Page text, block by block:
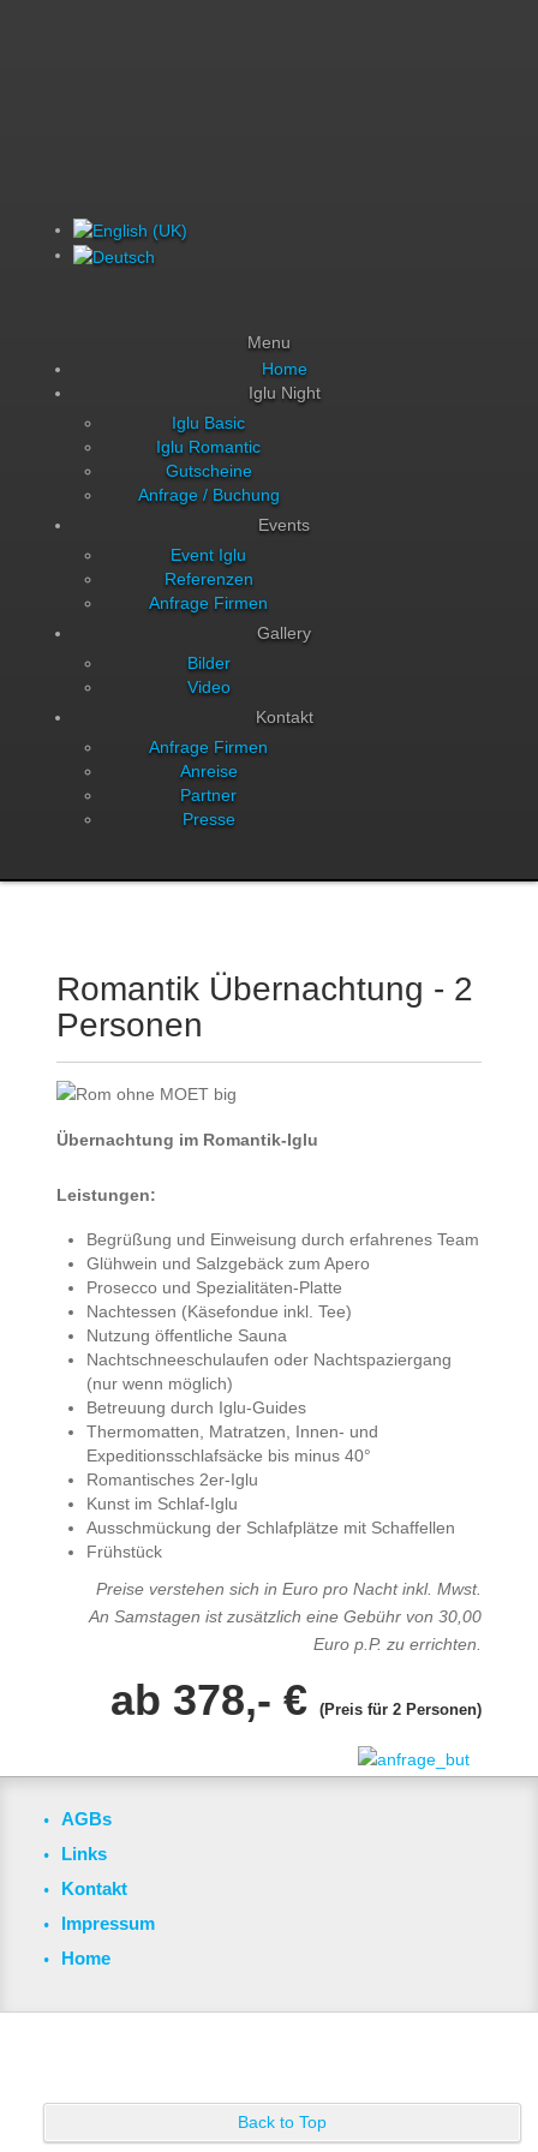
Menu
Home
Iglu Night
Iglu Basic
Iglu Romantic
Gutscheine
Anfrage / Buchung
Events
Event Iglu
Referenzen
Anfrage Firmen
Gallery
Bilder
Video
Kontakt
Anfrage Firmen
Anreise
Partner
Presse
Romantik Übernachtung - 2
Personen
Übernachtung im Romantik-Iglu
Leistungen:
Begrüßung und Einweisung durch erfahrenes Team
Glühwein und Salzgebäck zum Apero
Prosecco und Spezialitäten-Platte
Nachtessen (Käsefondue inkl. Tee)
Nutzung öffentliche Sauna
Nachtschneeschulaufen oder Nachtspaziergang
(nur wenn möglich)
Betreuung durch Iglu-Guides
Thermomatten, Matratzen, Innen- und
Expeditionsschlafsäcke bis minus 40°
Romantisches 2er-Iglu
Kunst im Schlaf-Iglu
Ausschmückung der Schlafplätze mit Schaffellen
Frühstück
Preise verstehen sich in Euro pro Nacht inkl. Mwst.
An Samstagen ist zusätzlich eine Gebühr von 30,00
Euro p.P. zu errichten.
ab 378,- €(Preis für 2 Personen)
AGBs
Links
Kontakt
Impressum
Home
Back to Top